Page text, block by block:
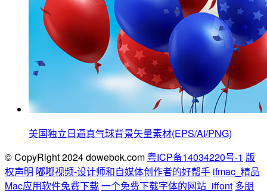
美国独立日逼真气球背景矢量素材(EPS/AI/PNG)
© CopyRight 2024 dowebok.com 粤ICP备14034220号-1 版
权声明 嘟嘟视频-设计师和自媒体创作者的好帮手 ifmac_精品
Mac应用软件免费下载一个免费下载字体的网站_iffont 多朋